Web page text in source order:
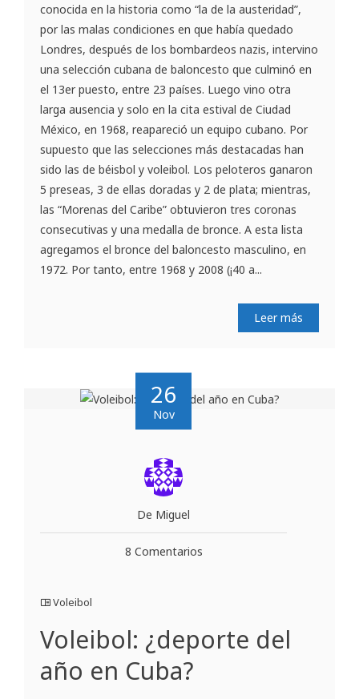
conocida en la historia como “la de la austeridad”,
por las malas condiciones en que había quedado
Londres, después de los bombardeos nazis, intervino
una selección cubana de baloncesto que culminó en
el 13er puesto, entre 23 países. Luego vino otra
larga ausencia y solo en la cita estival de Ciudad
México, en 1968, reapareció un equipo cubano. Por
supuesto que las selecciones más destacadas han
sido las de béisbol y voleibol. Los peloteros ganaron
5 preseas, 3 de ellas doradas y 2 de plata; mientras,
las “Morenas del Caribe” obtuvieron tres coronas
consecutivas y una medalla de bronce. A esta lista
agregamos el bronce del baloncesto masculino, en
1972. Por tanto, entre 1968 y 2008 (¡40 a...
Leer más
26
Nov
De Miguel
8 Comentarios
Voleibol
Voleibol: ¿deporte del
año en Cuba?